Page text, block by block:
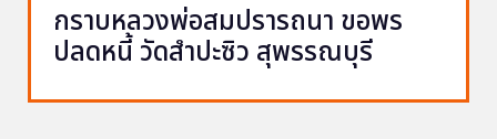
กราบหลวงพ่อสมปรารถนา ขอพร
ปลดหนี้ วัดสำปะซิว สุพรรณบุรี